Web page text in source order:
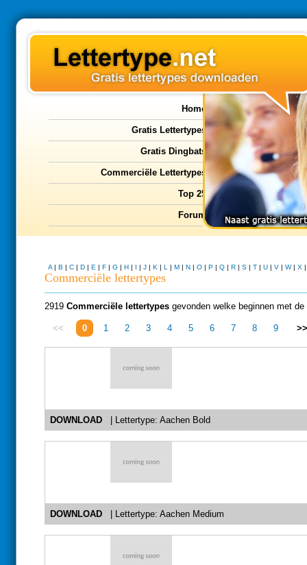
Home
Gratis Lettertypes
Gratis Dingbats
Commerciële Lettertypes
Top 25
Forum
A | B | C | D | E | F | G | H | I | J | K | L | M | N | O | P | Q | R | S | T | U | V | W| X
Commerciële lettertypes
2919 Commerciële lettertypes gevonden welke beginnen met de
<< 0 1 2 3 4 5 6 7 8 9 >>
DOWNLOAD | Lettertype: Aachen Bold
DOWNLOAD | Lettertype: Aachen Medium